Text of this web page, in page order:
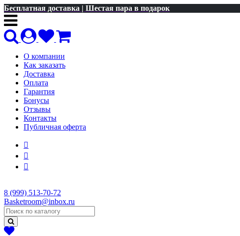
Бесплатная доставка | Шестая пара в подарок
О компании
Как заказать
Доставка
Оплата
Гарантия
Бонусы
Отзывы
Контакты
Публичная оферта
8 (999) 513-70-72
Basketroom@inbox.ru